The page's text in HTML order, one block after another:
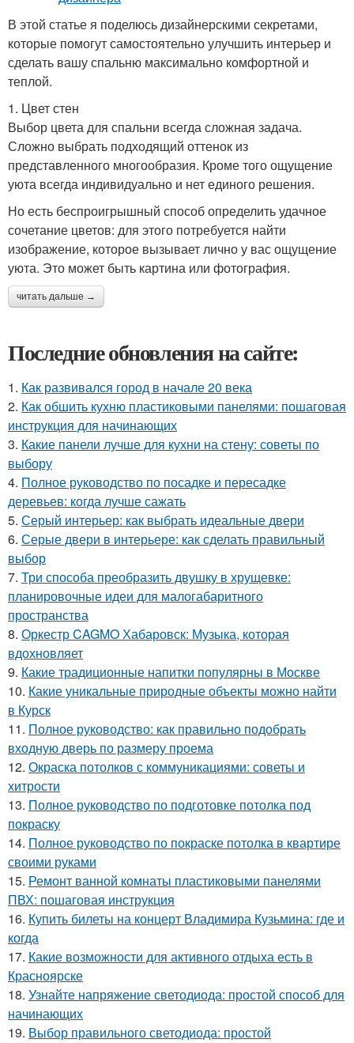
В этой статье я поделюсь дизайнерскими секретами,
которые помогут самостоятельно улучшить интерьер и
сделать вашу спальню максимально комфортной и
теплой.
1. Цвет стен
Выбор цвета для спальни всегда сложная задача.
Сложно выбрать подходящий оттенок из
представленного многообразия. Кроме того ощущение
уюта всегда индивидуально и нет единого решения.
Но есть беспроигрышный способ определить удачное
сочетание цветов: для этого потребуется найти
изображение, которое вызывает лично у вас ощущение
уюта. Это может быть картина или фотография.
читать дальше →
Последние обновления на сайте:
1. Как развивался город в начале 20 века
2. Как обшить кухню пластиковыми панелями: пошаговая
инструкция для начинающих
3. Какие панели лучше для кухни на стену: советы по
выбору
4. Полное руководство по посадке и пересадке
деревьев: когда лучше сажать
5. Серый интерьер: как выбрать идеальные двери
6. Серые двери в интерьере: как сделать правильный
выбор
7. Три способа преобразить двушку в хрущевке:
планировочные идеи для малогабаритного
пространства
8. Оркестр CAGMO Хабаровск: Музыка, которая
вдохновляет
9. Какие традиционные напитки популярны в Москве
10. Какие уникальные природные объекты можно найти
в Курск
11. Полное руководство: как правильно подобрать
входную дверь по размеру проема
12. Окраска потолков с коммуникациями: советы и
хитрости
13. Полное руководство по подготовке потолка под
покраску
14. Полное руководство по покраске потолка в квартире
своими руками
15. Ремонт ванной комнаты пластиковыми панелями
ПВХ: пошаговая инструкция
16. Купить билеты на концерт Владимира Кузьмина: где и
когда
17. Какие возможности для активного отдыха есть в
Красноярске
18. Узнайте напряжение светодиода: простой способ для
начинающих
19. Выбор правильного светодиода: простой